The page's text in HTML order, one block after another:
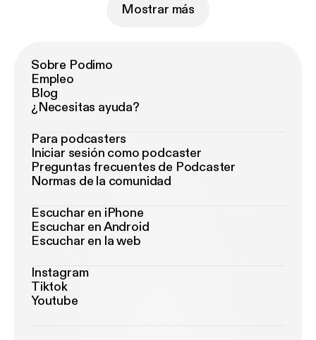
Mostrar más
Sobre Podimo
Empleo
Blog
¿Necesitas ayuda?
Para podcasters
Iniciar sesión como podcaster
Preguntas frecuentes de Podcaster
Normas de la comunidad
Escuchar en iPhone
Escuchar en Android
Escuchar en la web
Instagram
Tiktok
Youtube